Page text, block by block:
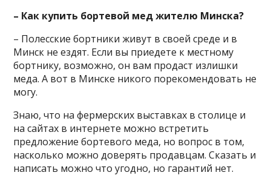
– Как купить бортевой мед жителю Минска?
– Полесские бортники живут в своей среде и в
Минск не ездят. Если вы приедете к местному
бортнику, возможно, он вам продаст излишки
меда. А вот в Минске никого порекомендовать не
могу.
Знаю, что на фермерских выставках в столице и
на сайтах в интернете можно встретить
предложение бортевого меда, но вопрос в том,
насколько можно доверять продавцам. Сказать и
написать можно что угодно, но гарантий нет.